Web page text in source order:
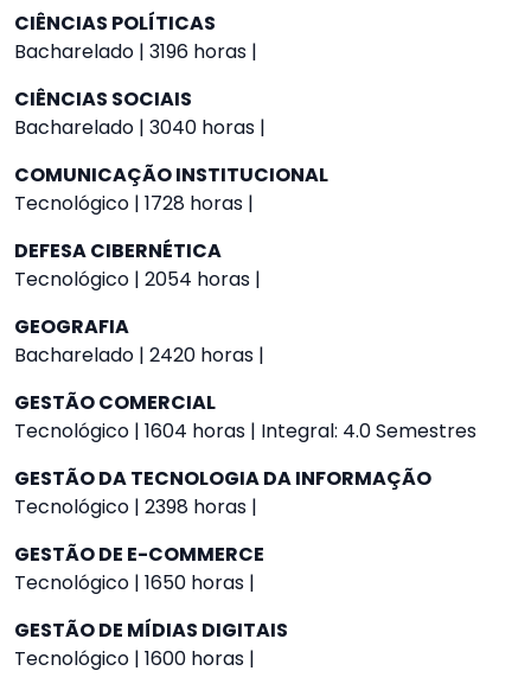
CIÊNCIAS POLÍTICAS
Bacharelado | 3196 horas |
CIÊNCIAS SOCIAIS
Bacharelado | 3040 horas |
COMUNICAÇÃO INSTITUCIONAL
Tecnológico | 1728 horas |
DEFESA CIBERNÉTICA
Tecnológico | 2054 horas |
GEOGRAFIA
Bacharelado | 2420 horas |
GESTÃO COMERCIAL
Tecnológico | 1604 horas | Integral: 4.0 Semestres
GESTÃO DA TECNOLOGIA DA INFORMAÇÃO
Tecnológico | 2398 horas |
GESTÃO DE E-COMMERCE
Tecnológico | 1650 horas |
GESTÃO DE MÍDIAS DIGITAIS
Tecnológico | 1600 horas |